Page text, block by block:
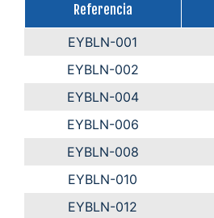
Referencia
EYBLN-001
EYBLN-002
EYBLN-004
EYBLN-006
EYBLN-008
EYBLN-010
EYBLN-012